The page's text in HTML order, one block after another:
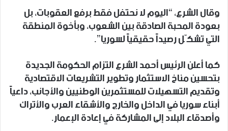
وقال الشرع، “اليوم لا نحتفل فقط برفع العقوبات، بل
بعودة المحبة الصادقة بين الشعوب، وبأخوة المنطقة
التي تشكّل رصيداً حقيقياً لسوريا”.
كما أعلن الرئيس أحمد الشرع التزام الحكومة الجديدة
بتحسين مناخ الاستثمار وتطوير التشريعات الاقتصادية
وتقديم التسهيلات للمستثمرين الوطنيين والأجانب، داعياً
أبناء سوريا في الداخل والخارج والأشقاء العرب والأتراك
وأصدقاء البلاد إلى المشاركة في إعادة الإعمار.